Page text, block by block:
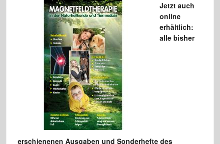
Jetzt auch
online
erhältlich:
alle bisher
erschienenen Ausgaben und Sonderhefte des